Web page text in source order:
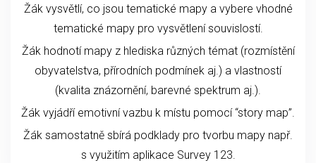
Žák vysvětlí, co jsou tematické mapy a vybere vhodné
tematické mapy pro vysvětlení souvislostí.
Žák hodnotí mapy z hlediska různých témat (rozmístění
obyvatelstva, přírodních podmínek aj.) a vlastností
(kvalita znázornění, barevné spektrum aj.).
Žák vyjádří emotivní vazbu k místu pomocí “story map”.
Žák samostatně sbírá podklady pro tvorbu mapy např.
s využitím aplikace Survey 123.